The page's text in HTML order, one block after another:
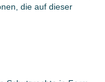
die auf dieser